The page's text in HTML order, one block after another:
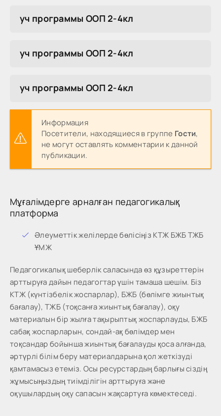
уч программы ООП 2-4кл
уч программы ООП 2-4кл
уч программы ООП 2-4кл
Информация
Посетители, находящиеся в группе Гости,
не могут оставлять комментарии к данной
публикации.
Мұғалімдерге арналған педагогикалық
платформа
Әлеуметтік желілерде бөлісіңіз КТЖ БЖБ ТЖБ
ҰМЖ
Педагогикалық шеберлік саласында өз құзыреттерін
арттыруға дайын педагогтар үшін тамаша шешім. Біз
КТЖ (күнтізбелік жоспарлар), БЖБ (бөлімге жиынтық
бағалау), ТЖБ (тоқсанға жиынтық бағалау), оқу
материалын бір жылға тақырыптық жоспарлауды, БЖБ
сабақ жоспарларын, сондай-ақ бөлімдер мен
тоқсандар бойынша жиынтық бағалауды қоса алғанда,
әртүрлі білім беру материалдарына қол жеткізуді
қамтамасыз етеміз. Осы ресурстардың барлығы сіздің
жұмысыңыздың тиімділігін арттыруға және
оқушылардың оқу сапасын жақсартуға көмектеседі.